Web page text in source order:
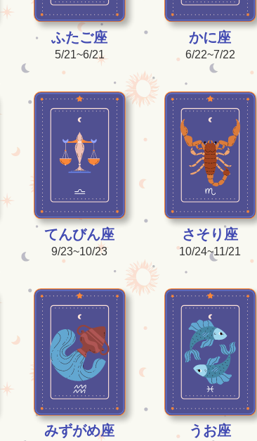
ふたご座
5/21~6/21
かに座
6/22~7/22
てんびん座
9/23~10/23
さそり座
10/24~11/21
みずがめ座 うお座